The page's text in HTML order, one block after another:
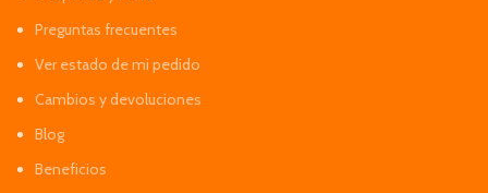
Preguntas frecuentes
Ver estado de mi pedido
Cambios y devoluciones
Blog
Beneficios